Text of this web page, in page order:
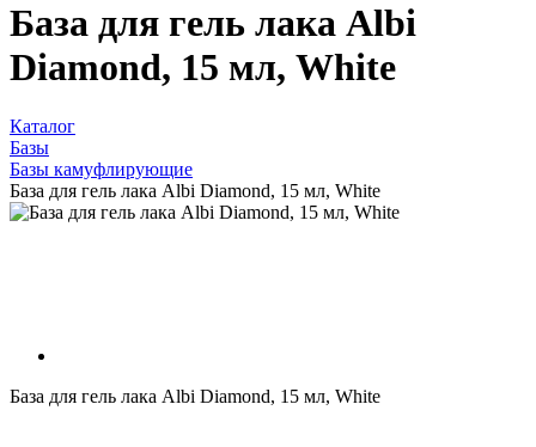
База для гель лака Albi
Diamond, 15 мл, White
Каталог
Базы
Базы камуфлирующие
База для гель лака Albi Diamond, 15 мл, White
База для гель лака Albi Diamond, 15 мл, White